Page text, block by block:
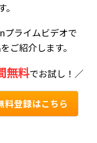
プライムビデオで
ご紹介します。
無料でお試し！／
登録はこちら